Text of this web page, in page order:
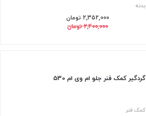
بدنه
2,352,000 تومان
2,400,000 تومان
گردگیر کمک فنر جلو ام وی ام 530
کمک فنر